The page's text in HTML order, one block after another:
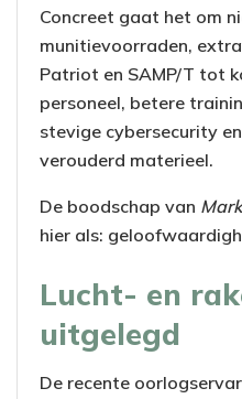
Concreet gaat het om
munitievoorraden,
Patriot en SAMP/T tot
personeel, betere
stevige cybersecurity
verouderd materieel.
De boodschap van
hier als:
Lucht- en
uitgelegd
De recente